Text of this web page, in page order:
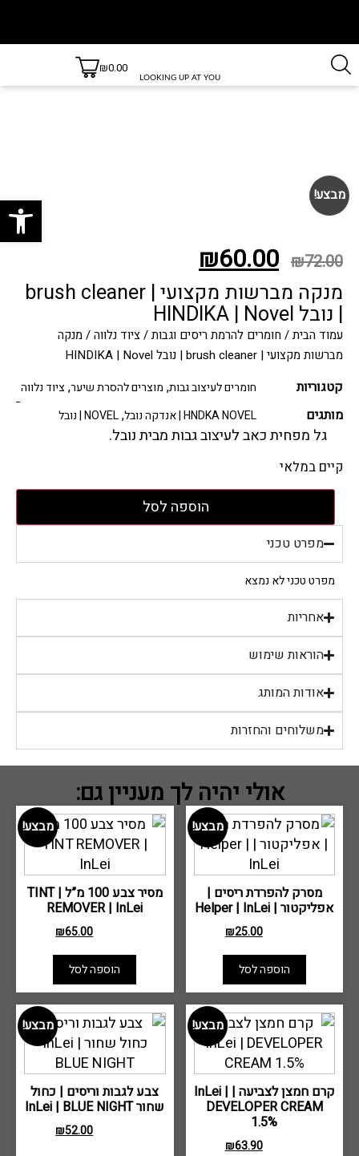
בקנייה
עסקים
לחץ כאן
LOOKING UP AT YOU
₪0.00
מבצע!
₪72.00
₪60.00
מנקה מברשות מקצועי | brush cleaner
| נובל HINDIKA | Novel
עמוד הבית/ חומרים להרמת ריסים וגבות/ציוד נלווה/ מנקה
מברשות מקצועי | brush cleaner | נובל HINDIKA | Novel
קטגוריות חומרים לעיצוב גבות, מוצרים להסרת שיער,ציוד נלווה
מותגים HNDKA NOVEL | אנדקה נובל ,NOVEL | נובל
גל מפחית כאב לעיצוב גבות מבית נובל.
קיים במלאי
הוספה לסל
מפרט טכני
מפרט טכני לא נמצא
אחריות
הוראות שימוש
אודות המותג
משלוחים והחזרות
אולי יהיה לך מעניין גם:
מבצע!
מסרק להפרדת ריסים |
אפליקטור | Helper | InLei
₪25.00
הוספה לסל
מבצע!
מסיר צבע 100 מ”ל | TINT
REMOVER | InLei
₪65.00
הוספה לסל
מבצע!
קרם חמצן לצביעה | InLei |
DEVELOPER CREAM
1.5%
₪63.90
מבצע!
צבע לגבות וריסים | כחול
שחור InLei | BLUE NIGHT
₪52.00
פתח